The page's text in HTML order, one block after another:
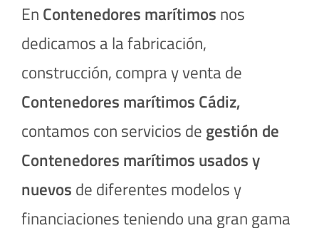
En Contenedores marítimos nos
dedicamos a la fabricación,
construcción, compra y venta de
Contenedores marítimos Cádiz,
contamos con servicios de gestión de
Contenedores marítimos usados y
nuevos de diferentes modelos y
financiaciones teniendo una gran gama